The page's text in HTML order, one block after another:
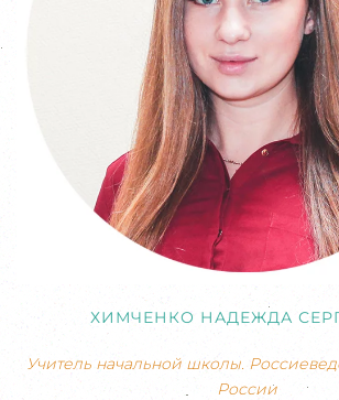
ХИМЧЕНКО НАДЕЖДА
Учитель начальной школы.
России